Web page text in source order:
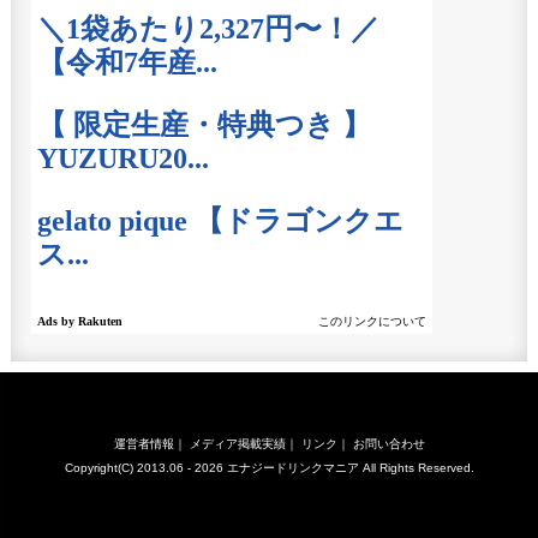
運営者情報 メディア掲載実績｜ リンク
お問い合わせ
Copyright(C) 2013.06 - 2026 エナジードリンクマニア All Rights Reserved.